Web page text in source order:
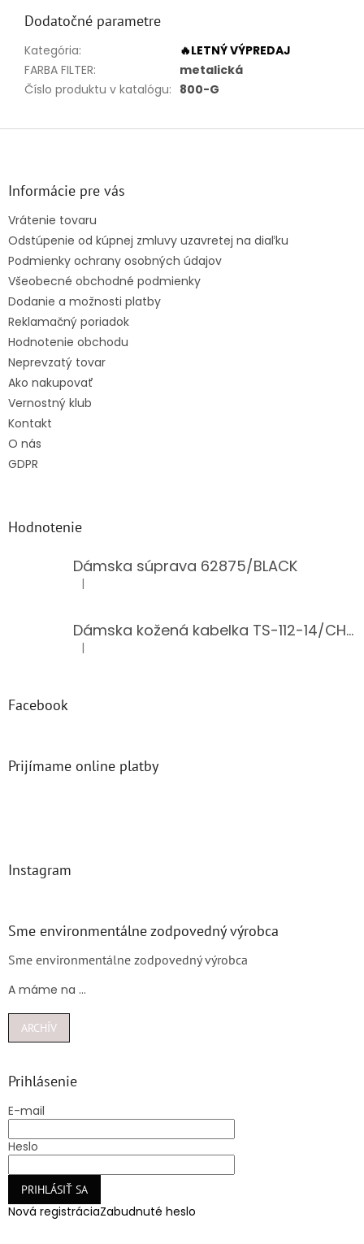
Dodatočné parametre
Kategória:
🔥LETNÝ VÝPREDAJ
FARBA FILTER:
metalická
Číslo produktu v katalógu: 800-G
Z
Informácie pre vás
Vrátenie tovaru
Odstúpenie od kúpnej zmluvy uzavretej na diaľku
Podmienky ochrany osobných údajov
Všeobecné obchodné podmienky
Dodanie a možnosti platby
Reklamačný poriadok
Hodnotenie obchodu
Neprevzatý tovar
Ako nakupovať
Vernostný klub
Kontakt
O nás
GDPR
Hodnotenie
Dámska súprava 62875/BLACK
Hodnotenie produktu je 5 z 5 hviezdičiek.
|
Dámska kožená kabelka TS-112-14/CHOCO
Hodnotenie produktu je 5 z 5 hviezdičiek.
|
Facebook
Prijímame online platby
Instagram
Sme environmentálne zodpovedný výrobca
Sme environmentálne zodpovedný výrobca
A máme na ...
ARCHÍV
Prihlásenie
E-mail
Heslo
PRIHLÁSIŤ SA
Nová registráciaZabudnuté heslo